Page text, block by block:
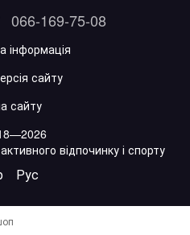
066-169-75-08
інформація
сайту
сайту
відпочинку і спорту
Рус